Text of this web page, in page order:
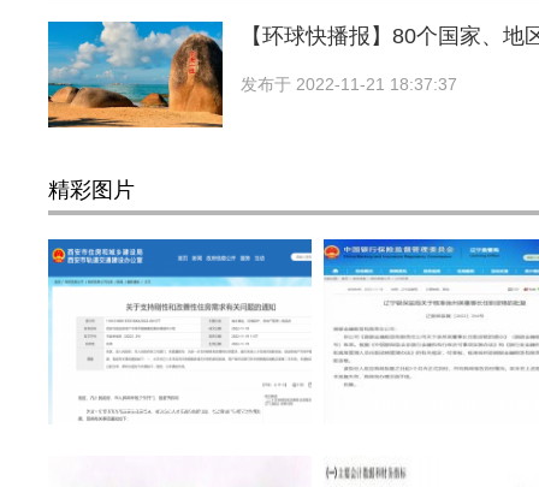
【环球快播报】80个国家、地
发布于 2022-11-21 18:37:37
精彩图片
热点二线城市对楼市进行